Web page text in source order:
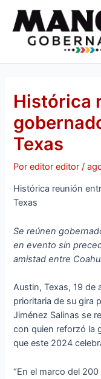
contenido
Histórica
Texas
Poreditor editor/
Histórica reunión
Texas
Se reúnen
en evento sin
amistad entre
Austin, Texas, 19
prioritaria de su gira
Jiménez Salinas se
con quien reforzó la
que este 2024
“En el marco del
de
entradas